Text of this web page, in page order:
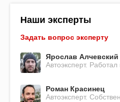
Наши эксперты
Задать вопрос эксперту
Ярослав Алчевский
Автоэксперт.
Роман Красинец
Автоэксперт.